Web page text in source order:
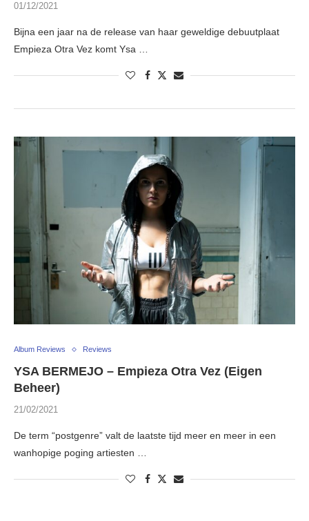
01/12/2021
Bijna een jaar na de release van haar geweldige debuutplaat
Empieza Otra Vez komt Ysa …
Album Reviews Reviews
YSA BERMEJO – Empieza Otra Vez (Eigen
Beheer)
21/02/2021
De term “postgenre” valt de laatste tijd meer en meer in een
wanhopige poging artiesten …